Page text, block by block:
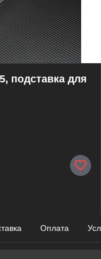
подставка для
Оплата